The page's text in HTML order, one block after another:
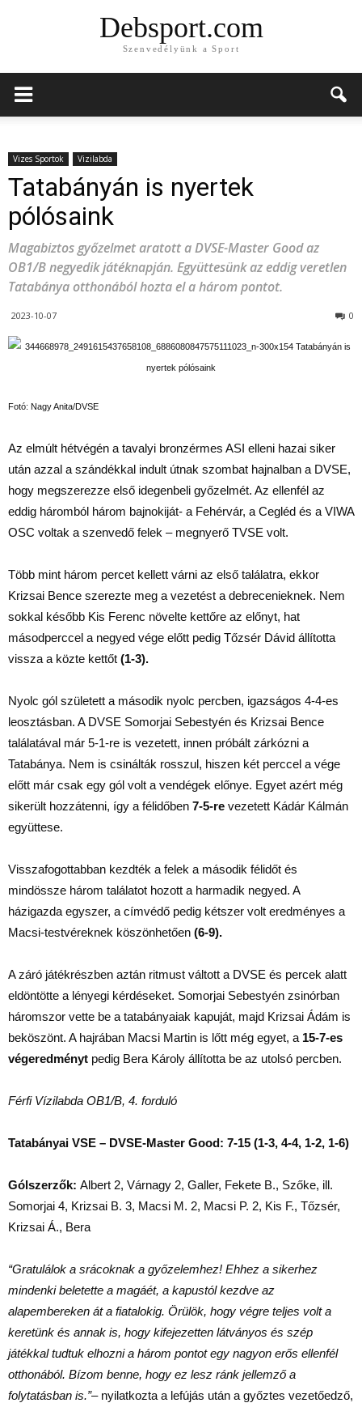
Debsport.com
Szenvedélyünk a Sport
Vizes Sportok Vizilabda
Tatabányán is nyertek
pólósaink
Magabiztos győzelmet aratott a DVSE-Master Good az
OB1/B negyedik játéknapján. Együttesünk az eddig veretlen
Tatabánya otthonából hozta el a három pontot.
2023-10-07 0
Fotó: Nagy Anita/DVSE
Az elmúlt hétvégén a tavalyi bronzérmes ASI elleni hazai siker
után azzal a szándékkal indult útnak szombat hajnalban a DVSE,
hogy megszerezze első idegenbeli győzelmét. Az ellenfél az
eddig háromból három bajnokiját- a Fehérvár, a Cegléd és a VIWA
OSC voltak a szenvedő felek – megnyerő TVSE volt.
Több mint három percet kellett várni az első találatra, ekkor
Krizsai Bence szerezte meg a vezetést a debrecenieknek. Nem
sokkal később Kis Ferenc növelte kettőre az előnyt, hat
másodperccel a negyed vége előtt pedig Tőzsér Dávid állította
vissza a közte kettőt (1-3).
Nyolc gól született a második nyolc percben, igazságos 4-4-es
leosztásban. A DVSE Somorjai Sebestyén és Krizsai Bence
találatával már 5-1-re is vezetett, innen próbált zárkózni a
Tatabánya. Nem is csinálták rosszul, hiszen két perccel a vége
előtt már csak egy gól volt a vendégek előnye. Egyet azért még
sikerült hozzátenni, így a félidőben 7-5-re vezetett Kádár Kálmán
együttese.
Visszafogottabban kezdték a felek a második félidőt és
mindössze három találatot hozott a harmadik negyed. A
házigazda egyszer, a címvédő pedig kétszer volt eredményes a
Macsi-testvéreknek köszönhetően (6-9).
A záró játékrészben aztán ritmust váltott a DVSE és percek alatt
eldöntötte a lényegi kérdéseket. Somorjai Sebestyén zsinórban
háromszor vette be a tatabányaiak kapuját, majd Krizsai Ádám is
beköszönt. A hajrában Macsi Martin is lőtt még egyet, a 15-7-es
végeredményt pedig Bera Károly állította be az utolsó percben.
Férfi Vízilabda OB1/B, 4. forduló
Tatabányai VSE – DVSE-Master Good: 7-15 (1-3, 4-4, 1-2, 1-6)
Gólszerzők: Albert 2, Várnagy 2, Galler, Fekete B., Szőke, ill.
Somorjai 4, Krizsai B. 3, Macsi M. 2, Macsi P. 2, Kis F., Tőzsér,
Krizsai Á., Bera
“Gratulálok a srácoknak a győzelemhez! Ehhez a sikerhez
mindenki beletette a magáét, a kapustól kezdve az
alapembereken át a fiatalokig. Örülök, hogy végre teljes volt a
keretünk és annak is, hogy kifejezetten látványos és szép
játékkal tudtuk elhozni a három pontot egy nagyon erős ellenfél
otthonából. Bízom benne, hogy ez lesz ránk jellemző a
folytatásban is.”– nyilatkozta a lefújás után a győztes vezetőedző,